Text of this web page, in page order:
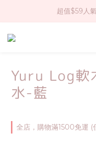
社群大人
超值$59人
全店
Yuru Log軟
水-藍
全店，購物滿1500免運 (